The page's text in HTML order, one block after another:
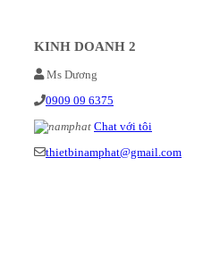
KINH DOANH 2
Ms Dương
0909 09 6375
Chat với tôi
thietbinamphat@gmail.com